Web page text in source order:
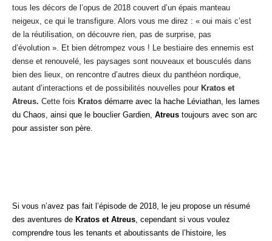
tous les décors de l’opus de 2018 couvert d’un épais manteau
neigeux, ce qui le transfigure. Alors vous me direz : « oui mais c’est
de la réutilisation, on découvre rien, pas de surprise, pas
d’évolution ». Et bien détrompez vous ! Le bestiaire des ennemis est
dense et renouvelé, les paysages sont nouveaux et bousculés dans
bien des lieux, on rencontre d’autres dieux du panthéon nordique,
autant d’interactions et de possibilités nouvelles pour Kratos et
Atreus. Cette fois Kratos démarre avec l a hache Léviathan, les lames
du Chaos, ainsi que le bouclier Gardien, Atreus toujours avec son arc
pour assister son père.
Si vous n’avez pas fait l’épisode de 2018, le jeu propose un résumé
des aventures de Kratos et Atreus, cependant si vous voulez
comprendre tous les tenants et aboutissants de l’histoire, les